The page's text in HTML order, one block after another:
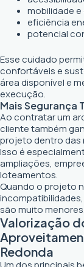
mobilidade
eficiência
potencial
Esse cuidado
confortáveis e
área disponível e
execução.
Mais Segurança
Ao contratar um
cliente também
projeto dentro das
Isso é
ampliações,
loteamentos.
Quando o projeto
são muito menores.
Valorização
Redonda